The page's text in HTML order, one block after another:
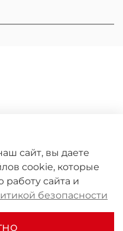
сайт, вы даете
cookie, которые
сайта и
безопасности